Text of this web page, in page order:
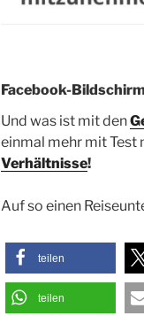
Facebook-
Und was ist mit den
einmal mehr mit Test
Verhältnisse!
Auf so einen
teilen
teilen